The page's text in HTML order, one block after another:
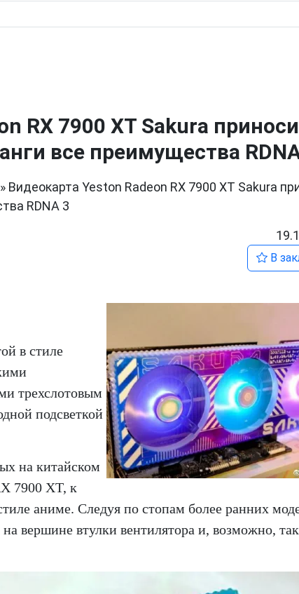
RX 7900 XT Sakura
все преимущества
» Видеокарта Yeston Radeon RX 7900 XT Sakura
RDNA 3
В
в стиле
трехслотовым
подсветкой
на китайском
7900 XT, к
аниме. Следуя по стопам более ранних
вершине втулки вентилятора и, возможно,